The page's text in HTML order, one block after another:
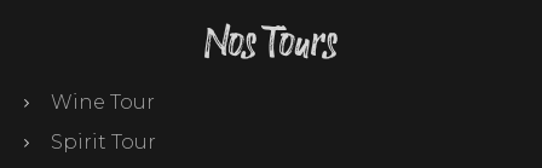
Nos Tours
Wine Tour
Spirit Tour